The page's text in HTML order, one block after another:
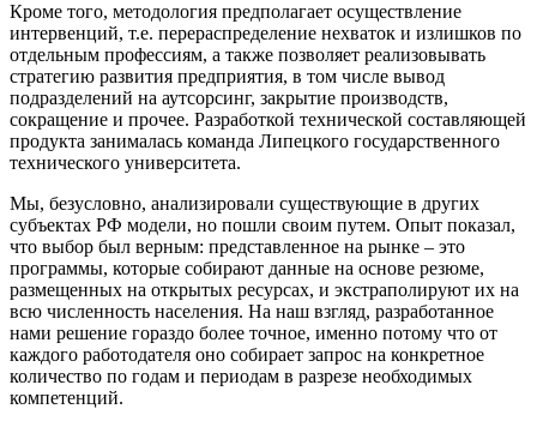
Кроме того, методология предполагает осуществление
интервенций, т.е. перераспределение нехваток и излишков по
отдельным профессиям, а также позволяет реализовывать
стратегию развития предприятия, в том числе вывод
подразделений на аутсорсинг, закрытие производств,
сокращение и прочее. Разработкой технической составляющей
продукта занималась команда Липецкого государственного
технического университета.
Мы, безусловно, анализировали существующие в других
субъектах РФ модели, но пошли своим путем. Опыт показал,
что выбор был верным: представленное на рынке – это
программы, которые собирают данные на основе резюме,
размещенных на открытых ресурсах, и экстраполируют их на
всю численность населения. На наш взгляд, разработанное
нами решение гораздо более точное, именно потому что от
каждого работодателя оно собирает запрос на конкретное
количество по годам и периодам в разрезе необходимых
компетенций.